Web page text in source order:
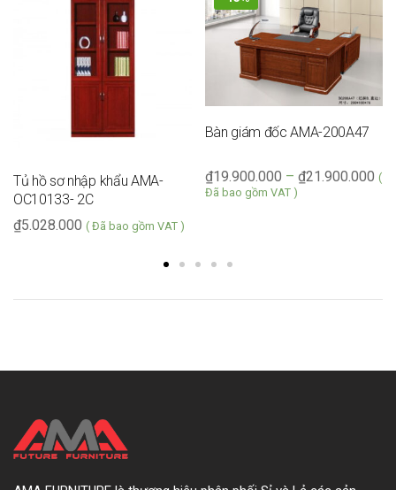
Tủ hồ sơ nhập khẩu AMA-
OC10133- 2C
5.028.000
₫ ( Đã bao gồm VAT )
Bàn giám đốc AMA-200A47
19.900.000
₫ – 21.900.000
₫
(
Đã bao gồm VAT )